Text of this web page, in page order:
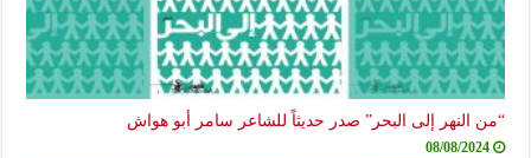
“من النهر إلى البحر” صدر حديثاً للشاعر سامر أبو هواش
08/08/2024